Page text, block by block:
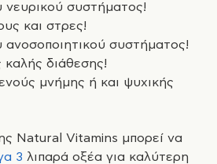
νευρικού συστήματος!
και στρες!
ανοσοποιητικού συστήματος!
καλής διάθεσης!
μνήμης ή και ψυχικής
Natural Vitamins μπορεί να
3 λιπαρά οξέα για καλύτερη